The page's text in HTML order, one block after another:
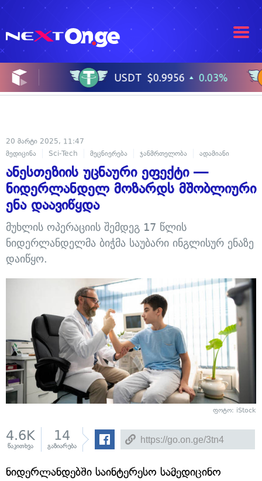
20 მარტი 2025, 11:47
მედიცინა
Sci-Tech მეცნიერება ჯანმრთელობა ადამიანი
ანესთეზიის უცნაური ეფექტი —
ნიდერლანდელ მოზარდს მშობლიური
ენა დაავიწყდა
მუხლის ოპერაციის შემდეგ 17 წლის
ნიდერლანდელმა ბიჭმა საუბარი ინგლისურ ენაზე
დაიწყო.
ფოტო: iStock
4.6K
წაკითხვა
14
გაზიარება
ნიდერლანდებში საინტერესო სამედიცინო